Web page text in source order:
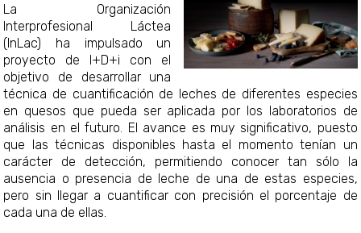
La Organización
Interprofesional Láctea
(InLac) ha impulsado un
proyecto de I+D+i con el
objetivo de desarrollar una
técnica de cuantificación de leches de diferentes especies
en quesos que pueda ser aplicada por los laboratorios de
análisis en el futuro. El avance es muy significativo, puesto
que las técnicas disponibles hasta el momento tenían un
carácter de detección, permitiendo conocer tan sólo la
ausencia o presencia de leche de una de estas especies,
pero sin llegar a cuantificar con precisión el porcentaje de
cada una de ellas.